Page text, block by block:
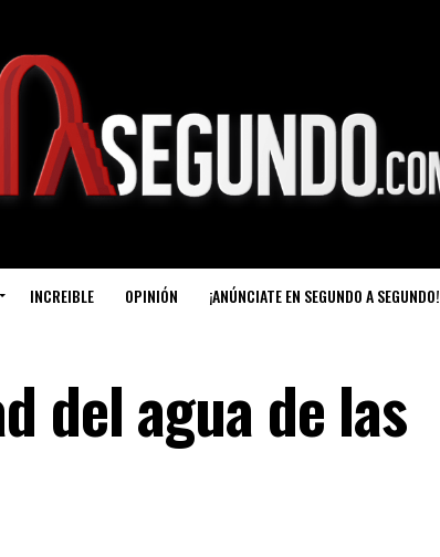
INCREIBLE OPINIÓN ¡ANÚNCIATE EN SEGUNDO A SEGUNDO!
del agua de las